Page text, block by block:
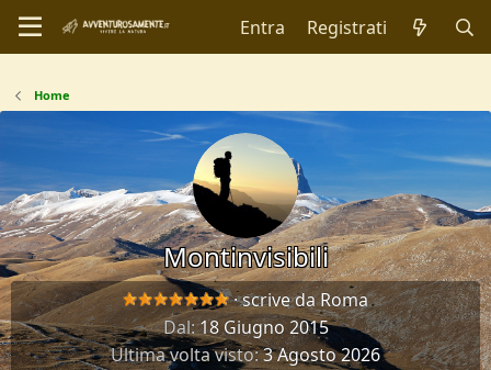
Entra Registrati
Home
Montinvisibili
·scrive daRoma
Dal 18 Giugno 2015
Ultima volta visto 3 Agosto 2026